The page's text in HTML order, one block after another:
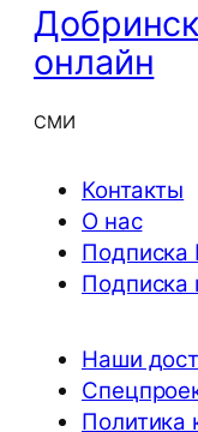
онлайн
СМИ
Контакты
О нас
Подписка
Подписка
Наши
Политика